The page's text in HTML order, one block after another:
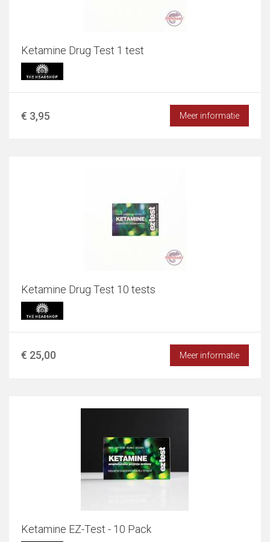
Ketamine Drug Test 1 test
€ 3,95 Meer informatie
Ketamine Drug Test 10 tests
€ 25,00 Meer informatie
Ketamine EZ-Test - 10 Pack